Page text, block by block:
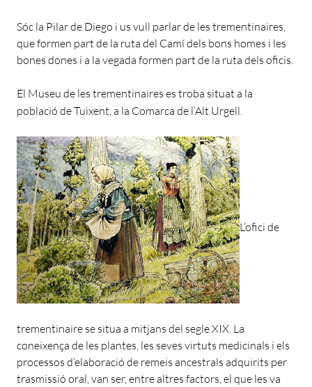
Sóc la Pilar de Diego i us vull parlar de les trementinaires,
que formen part de la ruta del Camí dels bons homes i les
bones dones i a la vegada formen part de la ruta dels oficis.
El Museu de les trementinaires es troba situat a la
població de Tuixent, a la Comarca de l’Alt Urgell.
L’ofici de
trementinaire se situa a mitjans del segle XIX. La
coneixença de les plantes, les seves virtuts medicinals i els
processos d’elaboració de remeis ancestrals adquirits per
trasmissió oral, van ser, entre altres factors, el que les va